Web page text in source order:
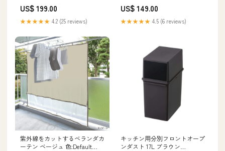
US$ 199.00
★★★★★ 4.2 (25 reviews)
US$ 149.00
★★★★★ 4.5 (6 reviews)
紫外線をカットするベランダカ
ーテン ベージュ 色:Default
キッチン用分別フロントオープ
ンダスト 17L ブラウン